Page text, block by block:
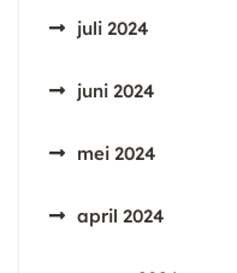
juli 2024
juni 2024
mei 2024
april 2024